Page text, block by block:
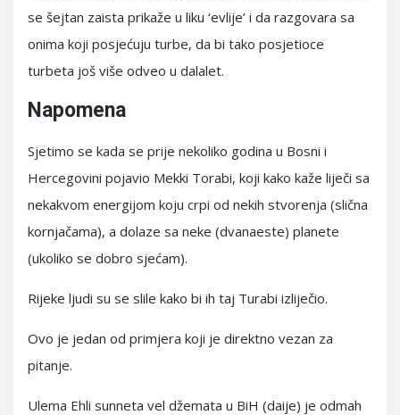
se šejtan zaista prikaže u liku ‘evlije’ i da razgovara sa
onima koji posjećuju turbe, da bi tako posjetioce
turbeta još više odveo u dalalet.
Napomena
Sjetimo se kada se prije nekoliko godina u Bosni i
Hercegovini pojavio Mekki Torabi, koji kako kaže liječi sa
nekakvom energijom koju crpi od nekih stvorenja (slična
kornjačama), a dolaze sa neke (dvanaeste) planete
(ukoliko se dobro sjećam).
Rijeke ljudi su se slile kako bi ih taj Turabi izliječio.
Ovo je jedan od primjera koji je direktno vezan za
pitanje.
Ulema Ehli sunneta vel džemata u BiH (daije) je odmah